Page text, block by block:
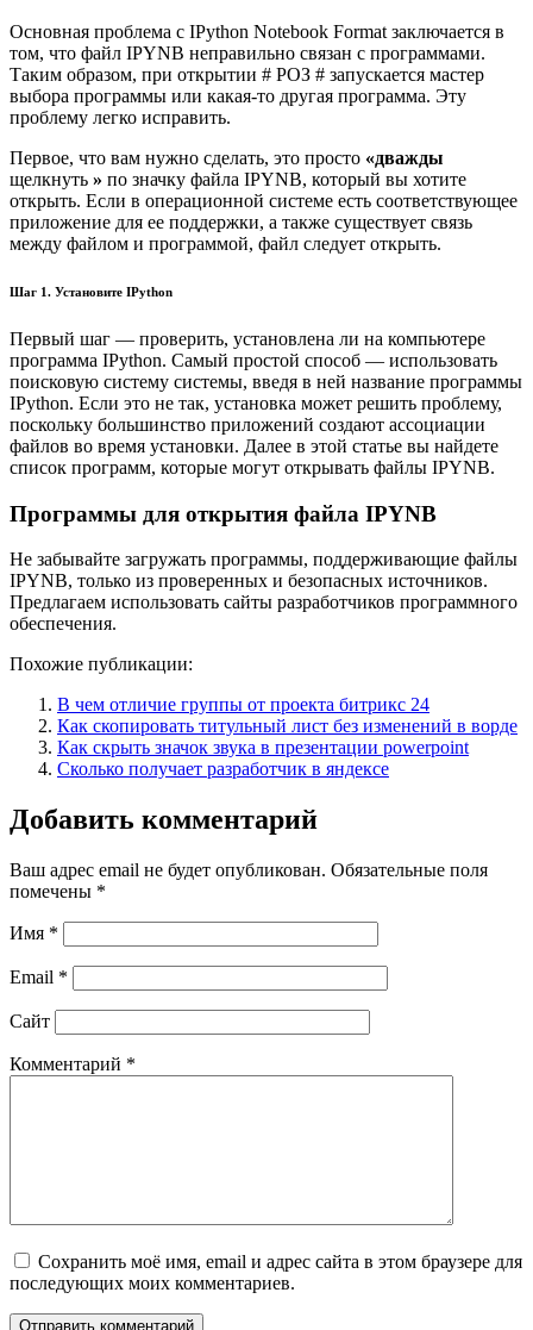
Основная проблема с IPython Notebook Format заключается в
том, что файл IPYNB неправильно связан с программами.
Таким образом, при открытии # РОЗ # запускается мастер
выбора программы или какая-то другая программа. Эту
проблему легко исправить.
Первое, что вам нужно сделать, это просто «дважды
щелкнуть » по значку файла IPYNB, который вы хотите
открыть. Если в операционной системе есть соответствующее
приложение для ее поддержки, а также существует связь
между файлом и программой, файл следует открыть.
Шаг 1. Установите IPython
Первый шаг — проверить, установлена ли на компьютере
программа IPython. Самый простой способ — использовать
поисковую систему системы, введя в ней название программы
IPython. Если это не так, установка может решить проблему,
поскольку большинство приложений создают ассоциации
файлов во время установки. Далее в этой статье вы найдете
список программ, которые могут открывать файлы IPYNB.
Программы для открытия файла IPYNB
Не забывайте загружать программы, поддерживающие файлы
IPYNB, только из проверенных и безопасных источников.
Предлагаем использовать сайты разработчиков программного
обеспечения.
Похожие публикации:
В чем отличие группы от проекта битрикс 24
Как скопировать титульный лист без изменений в ворде
Как скрыть значок звука в презентации powerpoint
Сколько получает разработчик в яндексе
Добавить комментарий
Ваш адрес email не будет опубликован. Обязательные поля
помечены *
Имя *
Email *
Сайт
Комментарий *
Сохранить моё имя, email и адрес сайта в этом браузере для
последующих моих комментариев.